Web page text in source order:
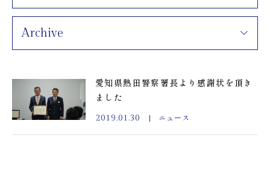
愛知県熱田警察署長より感謝状を頂き
ました
2019.01.30 ニュース
Archive